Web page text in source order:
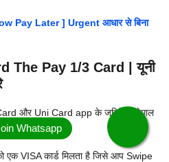
Pay Later ] Urgent आधार से बिना
The Pay 1/3 Card | यूनी
और Uni Card app के जरिये इस्तेमाल
जरुरत होगी,
VISA कार्ड मिलता है जिसे आप Swipe